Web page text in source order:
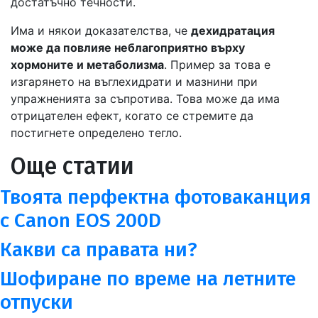
Има и някои доказателства, че дехидратация
може да повлияе неблагоприятно върху
хормоните и метаболизма. Пример за това е
изгарянето на въглехидрати и мазнини при
упражненията за съпротива. Това може да има
отрицателен ефект, когато се стремите да
постигнете определено тегло.
Още статии
Твоята перфектна фотоваканция
с Саnоn ЕОЅ 200D
Какви са правата ни?
Шофиране по време на летните
отпуски